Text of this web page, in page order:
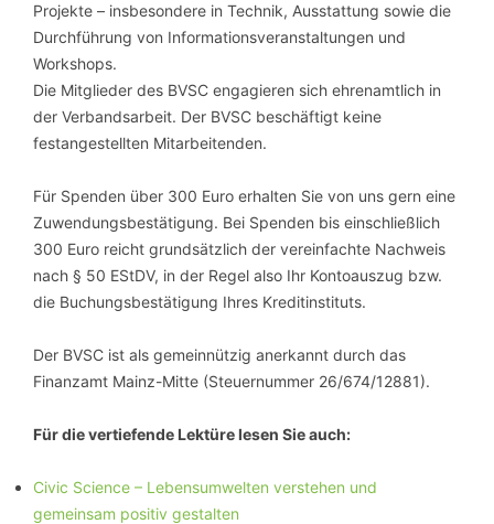
Projekte – insbesondere in Technik, Ausstattung sowie die
Durchführung von Informationsveranstaltungen und
Workshops.
Die Mitglieder des BVSC engagieren sich ehrenamtlich in
der Verbandsarbeit. Der BVSC beschäftigt keine
festangestellten Mitarbeitenden.
Für Spenden über 300 Euro erhalten Sie von uns gern eine
Zuwendungsbestätigung. Bei Spenden bis einschließlich
300 Euro reicht grundsätzlich der vereinfachte Nachweis
nach § 50 EStDV, in der Regel also Ihr Kontoauszug bzw.
die Buchungsbestätigung Ihres Kreditinstituts.
Der BVSC ist als gemeinnützig anerkannt durch das
Finanzamt Mainz-Mitte (Steuernummer 26/674/12881).
Für die vertiefende Lektüre lesen Sie auch:
Civic Science – Lebensumwelten verstehen und
gemeinsam positiv gestalten